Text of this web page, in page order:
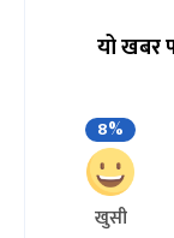
यो खबर
8%
खुसी